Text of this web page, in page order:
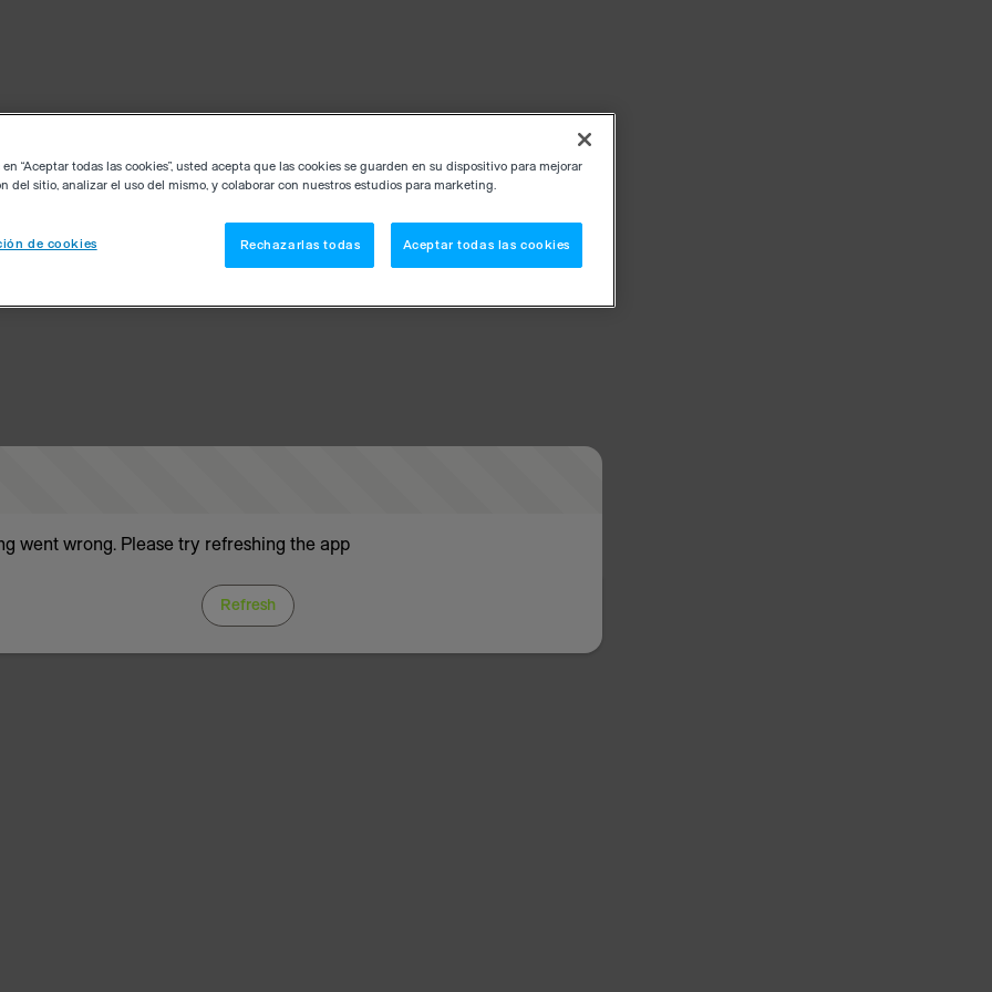
went wrong. Please try refreshing the app
Refresh
“Aceptar todas las cookies”, usted acepta que las cookies se guarden en su dispositivo para mejorar
del sitio, analizar el uso del mismo, y colaborar con nuestros estudios para marketing.
de cookies Rechazarlas todas Aceptar todas las cookies